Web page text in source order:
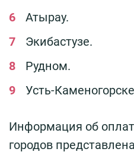
Атырау.
Экибастузе.
Рудном.
Усть-
Информация об
городов